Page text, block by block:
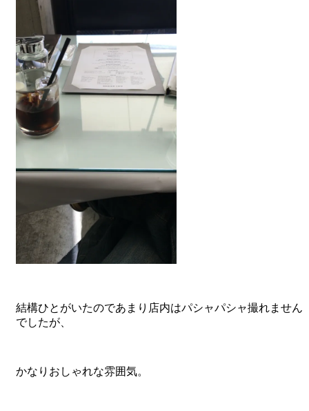
結構ひとがいたのであまり店内はパシャパシャ撮れません
でしたが、
かなりおしゃれな雰囲気。